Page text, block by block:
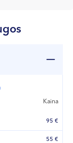
Kaina
95 €
55 €